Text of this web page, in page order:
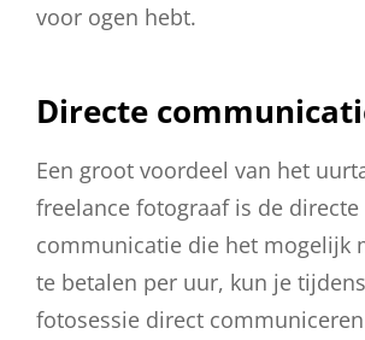
voor ogen hebt.
Directe
Een groot voordeel van het
freelance fotograaf is de directe
communicatie die het mogelijk
te betalen per uur, kun je
fotosessie direct